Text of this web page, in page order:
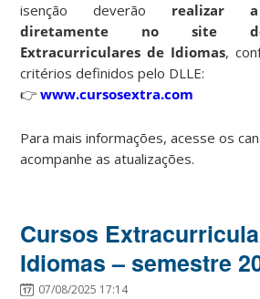
isenção deverão realizar
diretamente no site
Extracurriculares de Idiomas,
critérios definidos pelo DLLE:
👉www.cursosextra.com
Para mais informações, acesse os
acompanhe as atualizações.
Cursos
Idiomas – semestre
07/08/2025 17:14